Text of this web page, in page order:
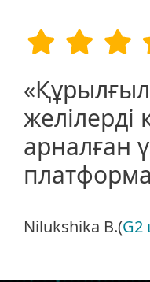
желілерді
арналған
Nilukshika B.(